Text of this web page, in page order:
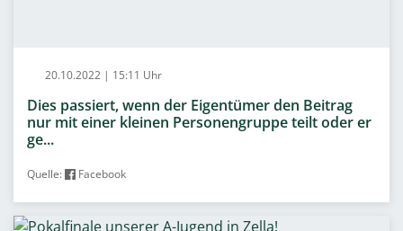
20.10.2022 | 15:11 Uhr
Dies passiert, wenn der Eigentümer den Beitrag
nur mit einer kleinen Personengruppe teilt oder er
ge...
Quelle: Facebook